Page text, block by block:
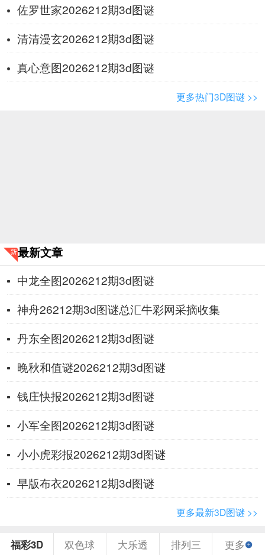
佐罗世家2026212期3d图谜
清清漫玄2026212期3d图谜
真心意图2026212期3d图谜
更多热门3D图谜 >>
最新文章
中龙全图2026212期3d图谜
神舟26212期3d图谜总汇牛彩网采摘收集
丹东全图2026212期3d图谜
晚秋和值谜2026212期3d图谜
钱庄快报2026212期3d图谜
小军全图2026212期3d图谜
小小虎彩报2026212期3d图谜
早版布衣2026212期3d图谜
更多最新3D图谜 >>
福彩3D 双色球 大乐透 排列三 更多